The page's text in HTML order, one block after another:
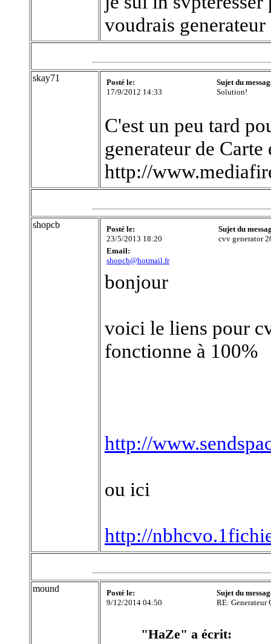
voudrais
skay71
Posté le:
17/9/2012 14:33
Sujet du
Solution!
C'est un peu tard
generateur de
http://
shopcb
Posté le:
23/5/2013 18:20
Sujet du
cvv generator
Email:
shopcb@hotmail.fr
bonjour
voici le liens pour
fonctionne à 100%
http://
ou ici
http://
mound
Posté le:
9/12/2014 04:50
Sujet du
RE: Generateur
"HaZe" a écrit: